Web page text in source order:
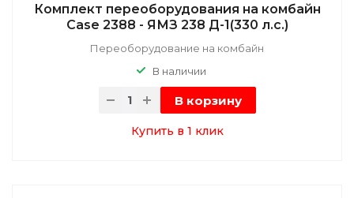
Комплект переоборудования на комбайн
Case 2388 - ЯМЗ 238 Д-1(330 л.с.)
Переоборудование на комбайн
В наличии
В корзину
Купить в 1 клик